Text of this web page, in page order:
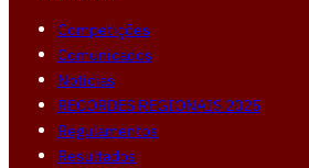
Competiçōes
Comunicados
Notícias
RECORDES REGIONAIS 2025
Regulamentos
Resultados